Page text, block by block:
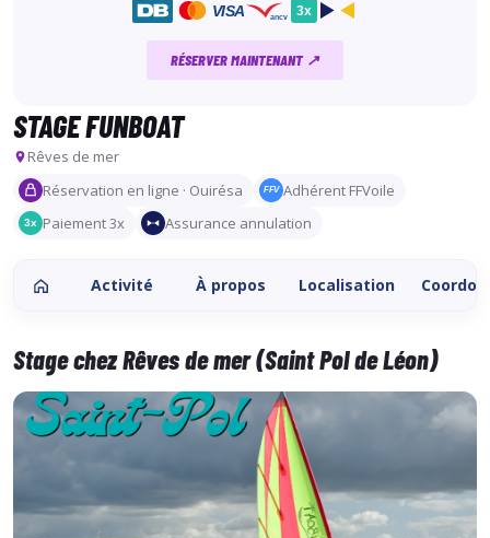
STAGE FUNBOAT
Rêves de mer
Réservation en ligne · Ouirésa
FFV Adhérent FFVoile
3x Paiement 3x Assurance annulation
Activité À propos Localisation
Stage chez Rêves de mer (Saint Pol de Léon)
VISA ancv 3x
RÉSERVER MAINTENANT ↗